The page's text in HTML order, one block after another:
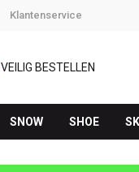
Klantenservice
VEILIG BESTELLEN
SNOW SHOE